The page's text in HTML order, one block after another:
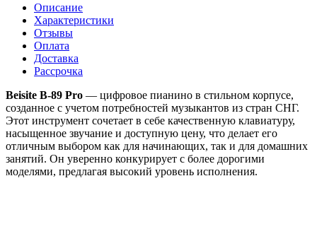
Описание
Характеристики
Отзывы
Оплата
Доставка
Рассрочка
Beisite B-89 Pro — цифровое пианино в стильном корпусе,
созданное с учетом потребностей музыкантов из стран СНГ.
Этот инструмент сочетает в себе качественную клавиатуру,
насыщенное звучание и доступную цену, что делает его
отличным выбором как для начинающих, так и для домашних
занятий. Он уверенно конкурирует с более дорогими
моделями, предлагая высокий уровень исполнения.